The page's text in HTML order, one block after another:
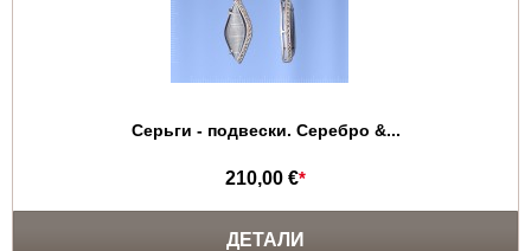
Серьги - подвески. Серебро &...
210,00 €*
ДЕТАЛИ